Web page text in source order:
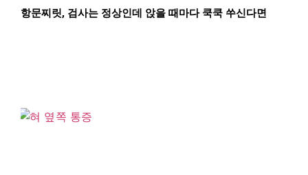
항문찌릿, 검사는 정상인데 앉을 때마다 쿡쿡 쑤신다면